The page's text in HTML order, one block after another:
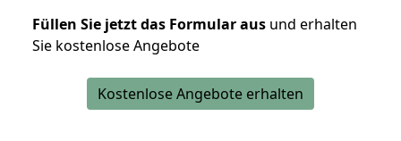
Füllen Sie jetzt das Formular aus und erhalten
Sie kostenlose Angebote
Kostenlose Angebote erhalten